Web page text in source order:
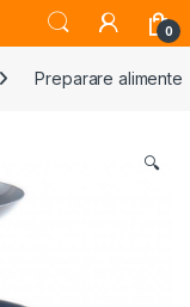
0
Preparare alimente
🔍